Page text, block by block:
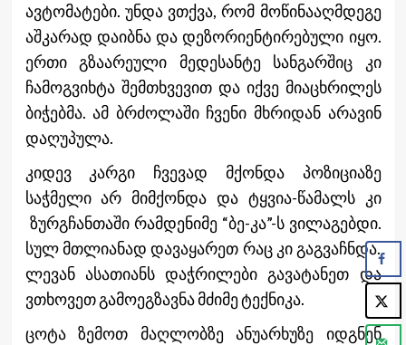
ავტომატები. უნდა ვთქვა, რომ მოწინააღმდეგე
აშკარად დაიბნა და დეზორიენტირებული იყო.
ერთი გზაარეული მედესანტე სანგარშიც კი
ჩამოგვიხტა შემთხვევით და იქვე მიაცხრილეს
ბიჭებმა. ამ ბრძოლაში ჩვენი მხრიდან არავინ
დაღუპულა.
კიდევ კარგი ჩვევად მქონდა პოზიციაზე
საჭმელი არ მიმქონდა და ტყვია-წამალს კი
ზურგჩანთაში რამდენიმე “ბე-კა”-ს ვილაგებდი.
სულ მთლიანად დავაყარეთ რაც კი გაგვაჩნდა.
ლევან ასათიანს დაჭრილები გავატანეთ და
ვთხოვეთ გამოეგზავნა მძიმე ტექნიკა.
ცოტა ზემოთ მაღლობზე ანუარხუზე იდგნენ